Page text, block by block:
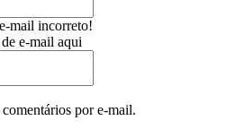
mail incorreto!
e-mail aqui
por e-mail.